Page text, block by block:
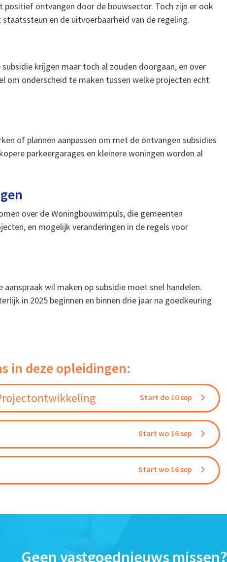
ontvangen door de bouwsector. Toch zijn er ook
en de uitvoerbaarheid van de regeling.
krijgen maar toch al zouden doorgaan, en over
om onderscheid te maken tussen welke projecten echt
of plannen aanpassen om met de ontvangen subsidies
parkeergarages en kleinere woningen worden al
over de Woningbouwimpuls, die gemeenten
en mogelijk veranderingen in de regels voor
wil maken op subsidie moet snel handelen.
in 2025 beginnen en binnen drie jaar na goedkeuring
in deze opleidingen:
Start do 10 sep
Start wo 16 sep
Start wo 16 sep
Geen vastgoednieuws missen?